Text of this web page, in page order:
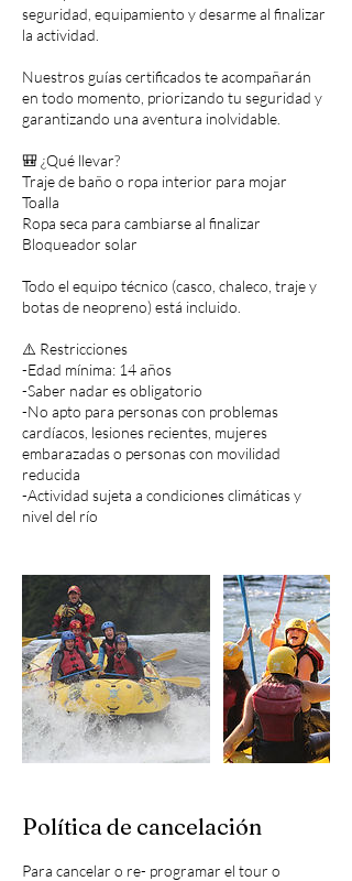
seguridad, equipamiento y desarme al finalizar
la actividad.
Nuestros guías certificados te acompañarán
en todo momento, priorizando tu seguridad y
garantizando una aventura inolvidable.
🎒 ¿Qué llevar?
Traje de baño o ropa interior para mojar
Toalla
Ropa seca para cambiarse al finalizar
Bloqueador solar
Todo el equipo técnico (casco, chaleco, traje y
botas de neopreno) está incluido.
⚠️ Restricciones
-Edad mínima: 14 años
-Saber nadar es obligatorio
-No apto para personas con problemas
cardíacos, lesiones recientes, mujeres
embarazadas o personas con movilidad
reducida
-Actividad sujeta a condiciones climáticas y
Política de cancelación
Para cancelar o re- programar el tour o